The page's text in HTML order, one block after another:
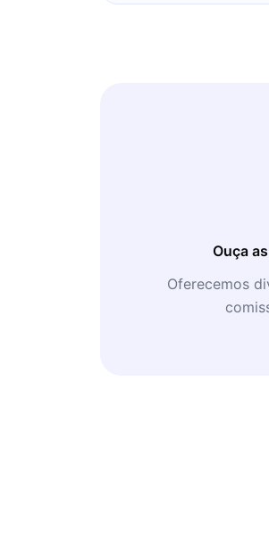
expedições
no leito de morte,
Para Carl, o que
apenas o que iria
momento em que
realidade da
olhou
convicção
soviéticos, eo
Society, ( "por
Ouça
Oferecemos